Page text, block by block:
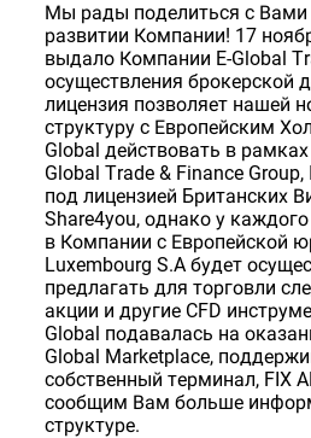
Мы рады поделиться с
развитии Компании! 17
выдало Компании E-Global
осуществления брокерской
лицензия позволяет нашей
структуру с Европейским
Global действовать в
Global Trade & Finance
под лицензией Британских
Share4you, однако у
в Компании с Европейской
Luxembourg S.A будет
предлагать для торговли
акции и другие CFD
Global подавалась на
Global Marketplace,
собственный терминал, FIX
сообщим Вам больше
структуре.